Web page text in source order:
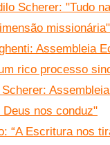
Scherer: "Tudo
missionária"
Assembleia
rico processo
nos conduz"
“A Escritura nos